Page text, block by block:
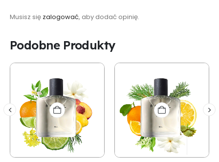
Musisz się zalogować, aby dodać opinię.
Podobne Produkty